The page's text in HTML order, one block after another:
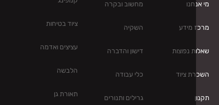
מידע
נפוצות
ציוד
מחשוב ובקרה
דישון והדברה
כלי עבודה
גרילים ותנורים
ציוד בטיחות
עציצים ואדמה
תאורת גן